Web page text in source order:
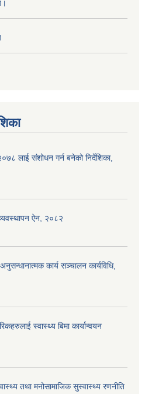
लाई संशोधन गर्न बनेको निर्देशिका,
व्यवस्थापन ऐन, २०८२
कार्य सञ्चालन कार्यविधि,
स्वास्थ्य बिमा कार्यान्वयन
तथा मनोसामाजिक सुस्वास्थ्य रणनीति